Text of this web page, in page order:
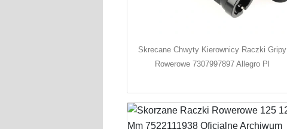
Skrecane Chwyty Kierownicy Raczki Gripy
Rowerowe 7307997897 Allegro Pl